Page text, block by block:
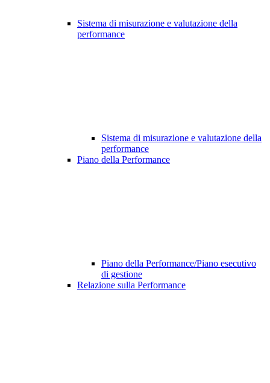
Sistema di misurazione e valutazione della
performance
Sistema di misurazione e valutazione della
performance
Piano della Performance
Piano della Performance/Piano esecutivo
di gestione
Relazione sulla Performance